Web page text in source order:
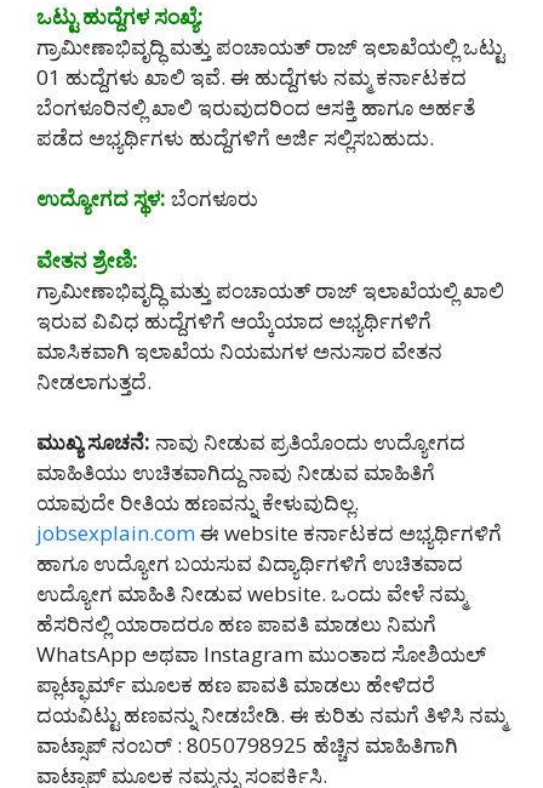
ಒಟ್ಟು ಹುದ್ದೆಗಳ ಸಂಖ್ಯೆ:
ಗ್ರಾಮೀಣಾಭಿವೃದ್ಧಿ ಮತ್ತು ಪಂಚಾಯತ್ ರಾಜ್ ಇಲಾಖೆಯಲ್ಲಿ ಒಟ್ಟು
01 ಹುದ್ದೆಗಳು ಖಾಲಿ ಇವೆ. ಈ ಹುದ್ದೆಗಳು ನಮ್ಮ ಕರ್ನಾಟಕದ
ಬೆಂಗಳೂರಿನಲ್ಲಿ ಖಾಲಿ ಇರುವುದರಿಂದ ಆಸಕ್ತಿ ಹಾಗೂ ಅರ್ಹತೆ
ಪಡೆದ ಅಭ್ಯರ್ಥಿಗಳು ಹುದ್ದೆಗಳಿಗೆ ಅರ್ಜಿ ಸಲ್ಲಿಸಬಹುದು.
ಉದ್ಯೋಗದ ಸ್ಥಳ: ಬೆಂಗಳೂರು
ವೇತನ ಶ್ರೇಣಿ:
ಗ್ರಾಮೀಣಾಭಿವೃದ್ಧಿ ಮತ್ತು ಪಂಚಾಯತ್ ರಾಜ್ ಇಲಾಖೆಯಲ್ಲಿ ಖಾಲಿ
ಇರುವ ವಿವಿಧ ಹುದ್ದೆಗಳಿಗೆ ಆಯ್ಕೆಯಾದ ಅಭ್ಯರ್ಥಿಗಳಿಗೆ
ಮಾಸಿಕವಾಗಿ ಇಲಾಖೆಯ ನಿಯಮಗಳ ಅನುಸಾರ ವೇತನ
ನೀಡಲಾಗುತ್ತದೆ.
ಮುಖ್ಯ ಸೂಚನೆ: ನಾವು ನೀಡುವ ಪ್ರತಿಯೊಂದು ಉದ್ಯೋಗದ
ಮಾಹಿತಿಯು ಉಚಿತವಾಗಿದ್ದು ನಾವು ನೀಡುವ ಮಾಹಿತಿಗೆ
ಯಾವುದೇ ರೀತಿಯ ಹಣವನ್ನು ಕೇಳುವುದಿಲ್ಲ.
jobsexplain.comಈ website ಕರ್ನಾಟಕದ ಅಭ್ಯರ್ಥಿಗಳಿಗೆ
ಹಾಗೂ ಉದ್ಯೋಗ ಬಯಸುವ ವಿದ್ಯಾರ್ಥಿಗಳಿಗೆ ಉಚಿತವಾದ
ಉದ್ಯೋಗ ಮಾಹಿತಿ ನೀಡುವ website. ಒಂದು ವೇಳೆ ನಮ್ಮ
ಹೆಸರಿನಲ್ಲಿ ಯಾರಾದರೂ ಹಣ ಪಾವತಿ ಮಾಡಲು ನಿಮಗೆ
WhatsApp ಅಥವಾ Instagram ಮುಂತಾದ ಸೋಶಿಯಲ್
ಪ್ಲಾಟ್ಫಾರ್ಮ್ ಮೂಲಕ ಹಣ ಪಾವತಿ ಮಾಡಲು ಹೇಳಿದರೆ
ದಯವಿಟ್ಟು ಹಣವನ್ನು ನೀಡಬೇಡಿ‌. ಈ ಕುರಿತು ನಮಗೆ ತಿಳಿಸಿ ನಮ್ಮ
ವಾಟ್ಸಾಪ್ ನಂಬರ್ : 8050798925 ಹೆಚ್ಚಿನ ಮಾಹಿತಿಗಾಗಿ
ವಾಟ್ಸಾಪ್ ಮೂಲಕ ನಮ್ಮನ್ನು ಸಂಪರ್ಕಿಸಿ.